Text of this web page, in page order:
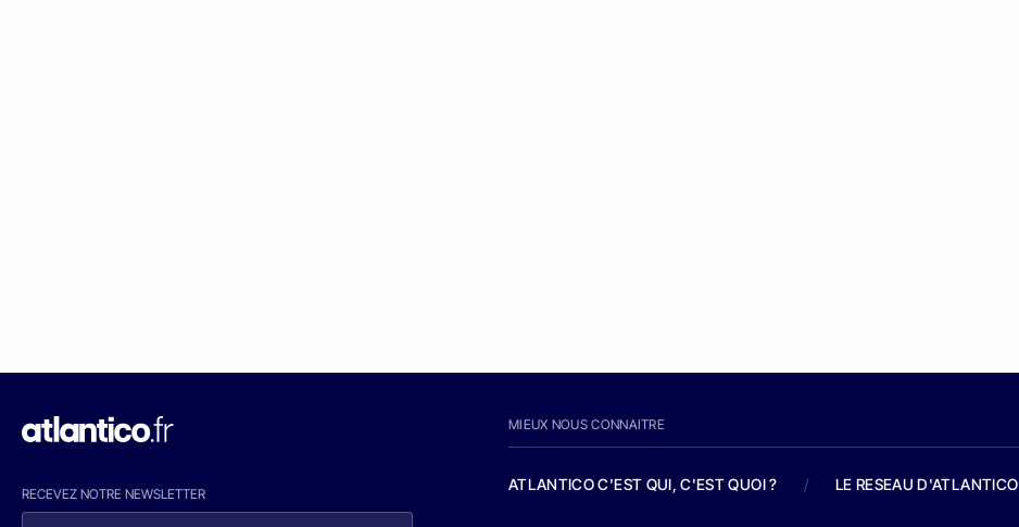
RECEVEZ NOTRE NEWSLETTER
MIEUX NOUS CONNAITRE
ATLANTICO C'EST QUI, C'EST QUOI ? / LE RESEAU D'ATLANTICO